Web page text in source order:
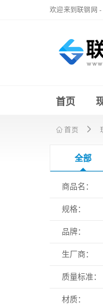
欢迎来到联钢网 -
首页
首页
全部
热轧带钢
不锈钢板
商品名：
规格：
品牌：
生厂商：
质量标准：
材质：